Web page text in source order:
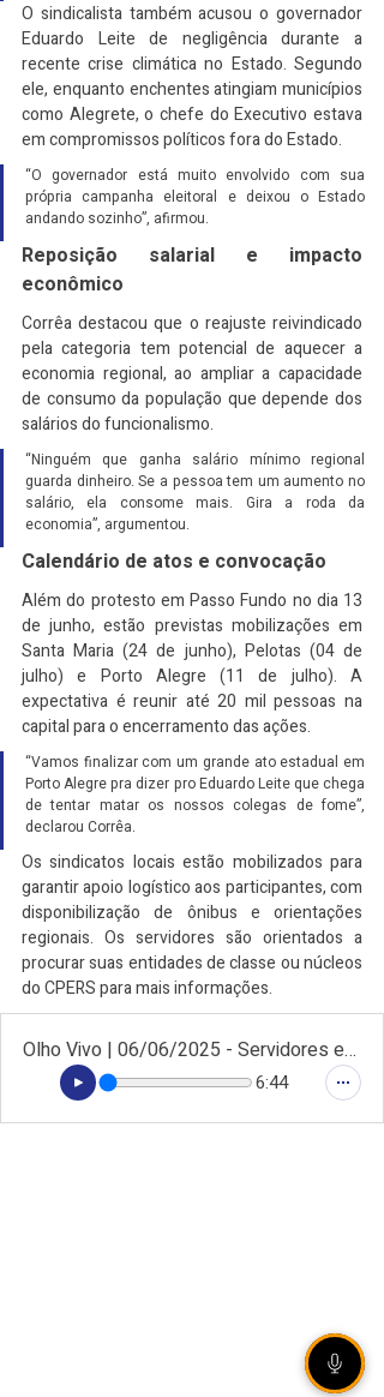
O sindicalista também acusou o governador
Eduardo Leite de negligência durante a
recente crise climática no Estado. Segundo
ele, enquanto enchentes atingiam municípios
como Alegrete, o chefe do Executivo estava
em compromissos políticos fora do Estado.
“O governador está muito envolvido com sua
própria campanha eleitoral e deixou o Estado
andando sozinho”, afirmou.
Reposição salarial e impacto
econômico
Corrêa destacou que o reajuste reivindicado
pela categoria tem potencial de aquecer a
economia regional, ao ampliar a capacidade
de consumo da população que depende dos
salários do funcionalismo.
“Ninguém que ganha salário mínimo regional
guarda dinheiro. Se a pessoa tem um aumento no
salário, ela consome mais. Gira a roda da
economia”, argumentou.
Calendário de atos e convocação
Além do protesto em Passo Fundo no dia 13
de junho, estão previstas mobilizações em
Santa Maria (24 de junho), Pelotas (04 de
julho) e Porto Alegre (11 de julho). A
expectativa é reunir até 20 mil pessoas na
capital para o encerramento das ações.
“Vamos finalizar com um grande ato estadual em
Porto Alegre pra dizer pro Eduardo Leite que chega
de tentar matar os nossos colegas de fome”,
declarou Corrêa.
Os sindicatos locais estão mobilizados para
garantir apoio logístico aos participantes, com
disponibilização de ônibus e orientações
regionais. Os servidores são orientados a
procurar suas entidades de classe ou núcleos
do CPERS para mais informações.
Olho Vivo | 06/06/2025 - Servidores estaduais se mobilizam por reajuste salarial com ato marcado para 13 de junho em Passo Fundo
6:44